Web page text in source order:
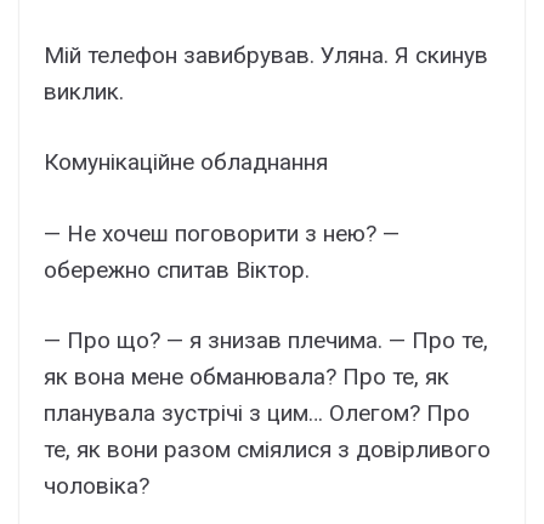
Мій телефон завибрував. Уляна. Я скинув
виклик.
Комунікаційне обладнання
— Не хочеш поговорити з нею? —
обережно спитав Віктор.
— Про що? — я знизав плечима. — Про те,
як вона мене обманювала? Про те, як
планувала зустрічі з цим… Олегом? Про
те, як вони разом сміялися з довірливого
чоловіка?